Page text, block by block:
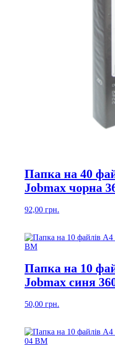
Папка на 40
Jobmax чорна
92,00 грн.
Папка на 10
Jobmax синя
50,00 грн.